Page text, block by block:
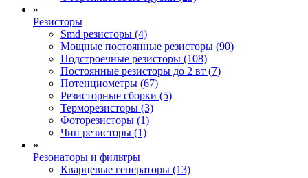
»
Резисторы
Smd резисторы (4)
Мощные постоянные резисторы (90)
Подстроечные резисторы (108)
Постоянные резисторы до 2 вт (7)
Потенциометры (67)
Резисторные сборки (5)
Терморезисторы (3)
Фоторезисторы (1)
Чип резисторы (1)
»
Резонаторы и фильтры
Кварцевые генераторы (13)